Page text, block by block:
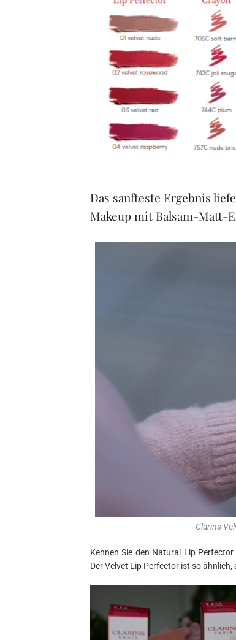
Das sanfteste Ergebnis
Makeup mit Balsam-Matt-
Clarins
Kennen Sie den Natural Lip
Der Velvet Lip Perfector ist so